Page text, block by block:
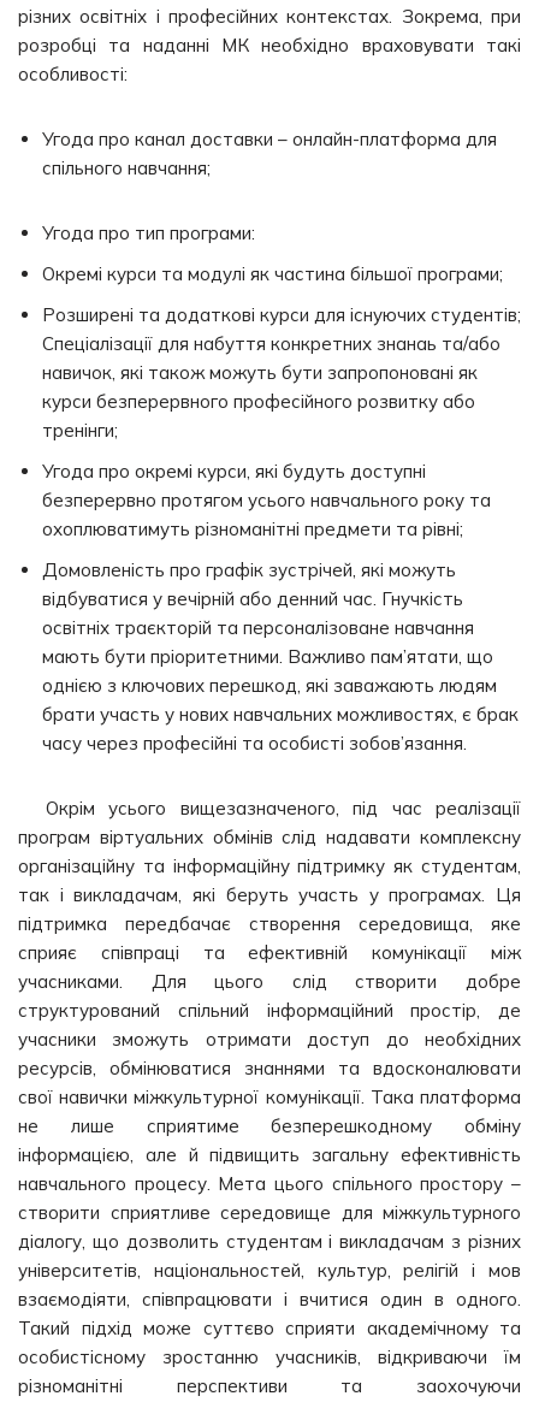
різних освітніх і професійних контекстах. Зокрема, при
розробці та наданні МК необхідно враховувати такі
особливості:
Угода про канал доставки – онлайн-платформа для
спільного навчання;
Угода про тип програми:
Окремі курси та модулі як частина більшої програми;
Розширені та додаткові курси для існуючих студентів;
Спеціалізації для набуття конкретних знанаь та/або
навичок, які також можуть бути запропоновані як
курси безперервного професійного розвитку або
тренінги;
Угода про окремі курси, які будуть доступні
безперервно протягом усього навчального року та
охоплюватимуть різноманітні предмети та рівні;
Домовленість про графік зустрічей, які можуть
відбуватися у вечірній або денний час. Гнучкість
освітніх траєкторій та персоналізоване навчання
мають бути пріоритетними. Важливо пам’ятати, що
однією з ключових перешкод, які заважають людям
брати участь у нових навчальних можливостях, є брак
часу через професійні та особисті зобов’язання.
Окрім усього вищезазначеного, під час реалізації
програм віртуальних обмінів слід надавати комплексну
організаційну та інформаційну підтримку як студентам,
так і викладачам, які беруть участь у програмах. Ця
підтримка передбачає створення середовища, яке
сприяє співпраці та ефективній комунікації між
учасниками. Для цього слід створити добре
структурований спільний інформаційний простір, де
учасники зможуть отримати доступ до необхідних
ресурсів, обмінюватися знаннями та вдосконалювати
свої навички міжкультурної комунікації. Така платформа
не лише сприятиме безперешкодному обміну
інформацією, але й підвищить загальну ефективність
навчального процесу. Мета цього спільного простору –
створити сприятливе середовище для міжкультурного
діалогу, що дозволить студентам і викладачам з різних
університетів, національностей, культур, релігій і мов
взаємодіяти, співпрацювати і вчитися один в одного.
Такий підхід може суттєво сприяти академічному та
особистісному зростанню учасників, відкриваючи їм
різноманітні перспективи та заохочуючи